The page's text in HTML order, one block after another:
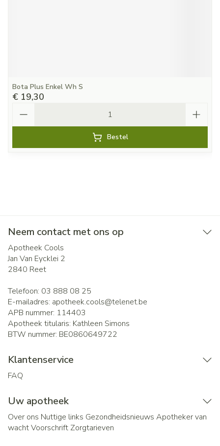
Bota Plus Enkel Wh S
€ 19,30
Bestel
Neem contact met ons op
Apotheek Cools
Jan Van Eycklei 2
2840 Reet
Telefoon: 03 888 08 25
E-mailadres: apotheek.cools@telenet.be
APB nummer: 114403
Apotheek titularis: Kathleen Simons
BTW nummer: BE0860649722
Klantenservice
FAQ
Uw apotheek
Over ons Nuttige links Gezondheidsnieuws Apotheker van
wachtVoorschrift Zorgtarieven